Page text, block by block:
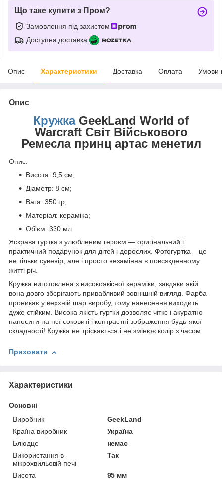
Що таке купити з Пром?
Замовлення під захистом
Доступна доставка
Опис Характеристики Доставка Оплата Умови
Опис
КружкаGeekLand World of
Warcraft Світ Військового
Ремесла принц артас менетил
Опис:
Висота: 9,5 см;
Діаметр: 8 см;
Вага: 350 гр;
Матеріал: кераміка;
Об'єм: 330 мл
Яскрава гуртка з улюбленим героєм ― оригінальний і
практичний подарунок для дітей і дорослих. Фотогуртка – це
не тільки сувенір, але і просто незамінна в повсякденному
житті річ.
Кружка виготовлена з високоякісної кераміки, завдяки якій
вона довго зберігають привабливий зовнішній вигляд. Фарба
проникає у верхній шар виробу, тому нанесення виходить
дуже стійким. Висока якість гуртки дозволяє чітко і акуратно
наносити на неї соковиті і контрастні зображення будь-якої
складності! Кружка не тріскається і не змінює колір з часом.
Приховати
Характеристики
Основні
Виробник
GeekLand
Країна виробник
Україна
Блюдце
немає
Використання в
мікрохвильовій печі
Так
Висота
95 мм